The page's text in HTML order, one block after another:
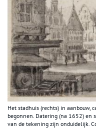
Het stadhuis (rechts) in aanbouw,
begonnen. Datering (na 1652) en
van de tekening zijn onduidelijk.